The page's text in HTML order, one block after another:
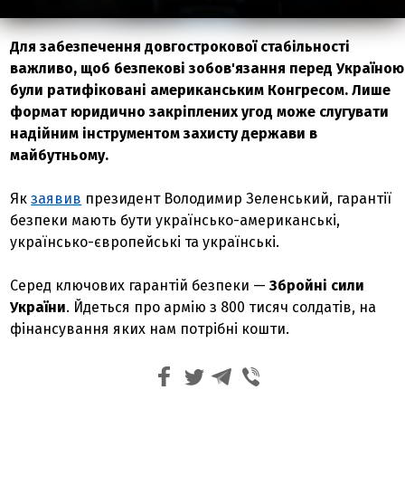
Для забезпечення довгострокової стабільності
важливо, щоб безпекові зобов'язання перед Україною
були ратифіковані американським Конгресом. Лише
формат юридично закріплених угод може слугувати
надійним інструментом захисту держави в
майбутньому.
Якзаявив президент Володимир Зеленський, гарантії
безпеки мають бути українсько-американські,
українсько-європейські та українські.
Серед ключових гарантій безпеки —Збройні сили
України. Йдеться про армію з 800 тисяч солдатів, на
фінансування яких нам потрібні кошти.